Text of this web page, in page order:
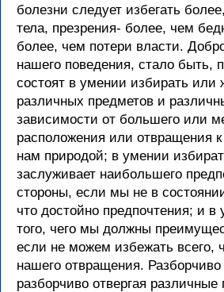
болезни следует избегать
тела, презрения- более, чем
более, чем потери власти.
нашего поведения, стало быть,
состоят в умении избирать или
различных предметов и
зависимости от большего или
расположения или отвращения
нам природой; в умении
заслуживает наибольшего
стороны, если мы не в
что достойно предпочтения; и в
того, чего мы должны
если не можем избежать всего,
нашего отвращения.
разборчиво отвергая